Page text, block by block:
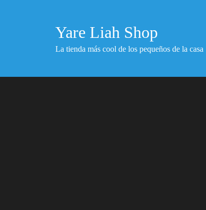
Yare Liah Shop
La tienda más cool de los pequeños de la casa